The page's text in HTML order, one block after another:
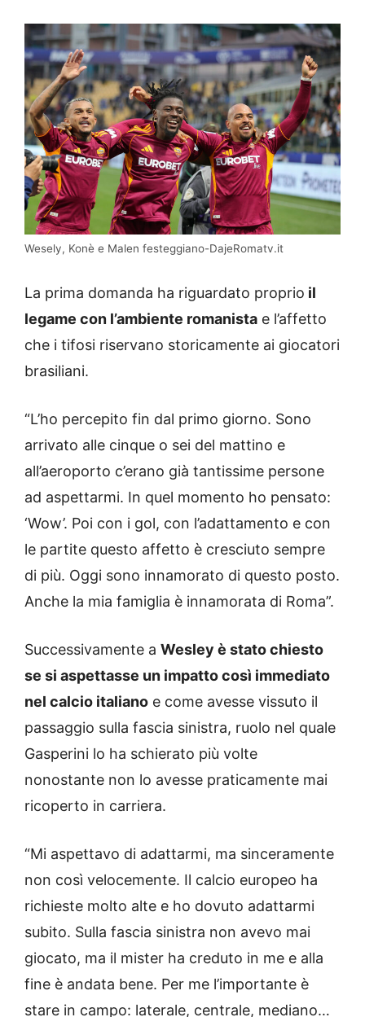
Wesely, Konè e Malen festeggiano-DajeRomatv.it
La prima domanda ha riguardato proprio il
legame con l’ambiente romanista e l’affetto
che i tifosi riservano storicamente ai giocatori
brasiliani.
“L’ho percepito fin dal primo giorno. Sono
arrivato alle cinque o sei del mattino e
all’aeroporto c’erano già tantissime persone
ad aspettarmi. In quel momento ho pensato:
‘Wow’. Poi con i gol, con l’adattamento e con
le partite questo affetto è cresciuto sempre
di più. Oggi sono innamorato di questo posto.
Anche la mia famiglia è innamorata di Roma”.
Successivamente a Wesley è stato chiesto
se si aspettasse un impatto così immediato
nel calcio italiano e come avesse vissuto il
passaggio sulla fascia sinistra, ruolo nel quale
Gasperini lo ha schierato più volte
nonostante non lo avesse praticamente mai
ricoperto in carriera.
“Mi aspettavo di adattarmi, ma sinceramente
non così velocemente. Il calcio europeo ha
richieste molto alte e ho dovuto adattarmi
subito. Sulla fascia sinistra non avevo mai
giocato, ma il mister ha creduto in me e alla
fine è andata bene. Per me l’importante è
stare in campo: laterale, centrale, mediano…